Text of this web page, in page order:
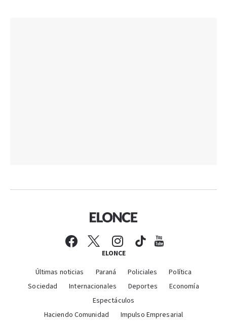
ELONCE
Últimas noticias Paraná Policiales
Política
Sociedad
Internacionales Deportes
Economía
Espectáculos
Haciendo Comunidad
Impulso Empresarial